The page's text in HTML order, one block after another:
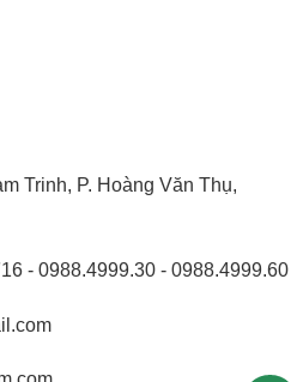
Trinh, P. Hoàng Văn Thụ,
- 0988.4999.30 - 0988.4999.60